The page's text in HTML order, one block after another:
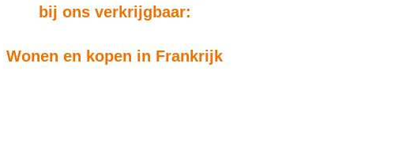
bij ons verkrijgbaar:
Wonen en kopen in Frankrijk